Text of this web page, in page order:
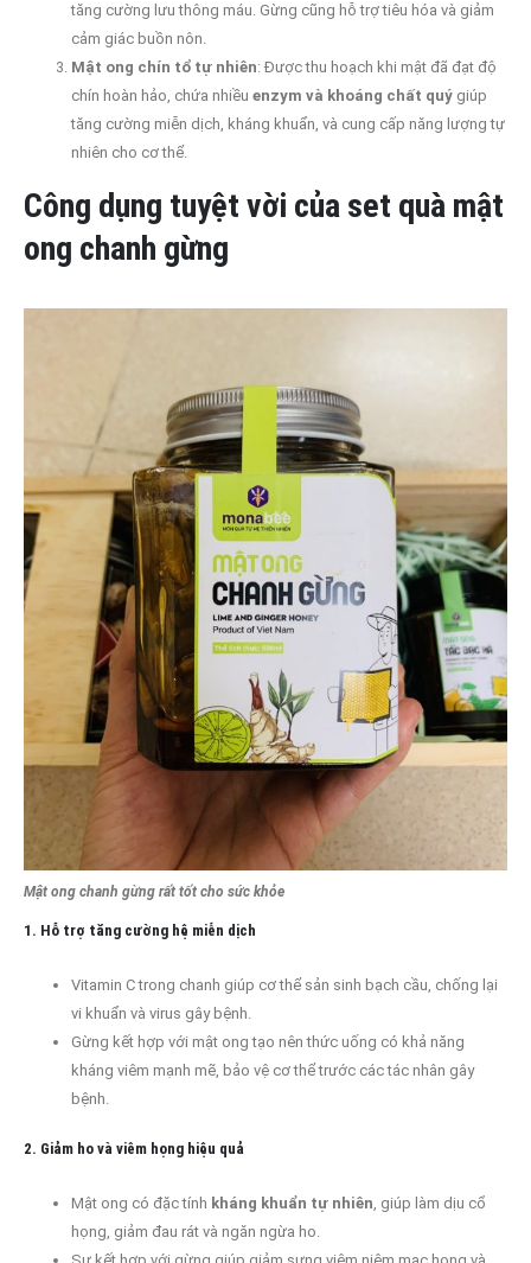
tăng cường lưu thông máu. Gừng cũng hỗ trợ tiêu hóa và giảm
cảm giác buồn nôn.
Mật ong chín tổ tự nhiên: Được thu hoạch khi mật đã đạt độ
chín hoàn hảo, chứa nhiều enzym và khoáng chất quý giúp
tăng cường miễn dịch, kháng khuẩn, và cung cấp năng lượng tự
nhiên cho cơ thể.
Công dụng tuyệt vời của set quà mật
ong chanh gừng
Mật ong chanh gừng rất tốt cho sức khỏe
1. Hỗ trợ tăng cường hệ miễn dịch
Vitamin C trong chanh giúp cơ thể sản sinh bạch cầu, chống lại
vi khuẩn và virus gây bệnh.
Gừng kết hợp với mật ong tạo nên thức uống có khả năng
kháng viêm mạnh mẽ, bảo vệ cơ thể trước các tác nhân gây
bệnh.
2. Giảm ho và viêm họng hiệu quả
Mật ong có đặc tính kháng khuẩn tự nhiên , giúp làm dịu cổ
họng, giảm đau rát và ngăn ngừa ho.